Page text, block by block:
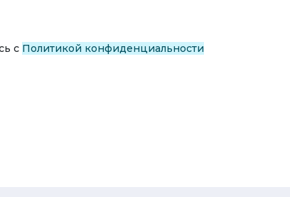
с Политикой конфиденциальности